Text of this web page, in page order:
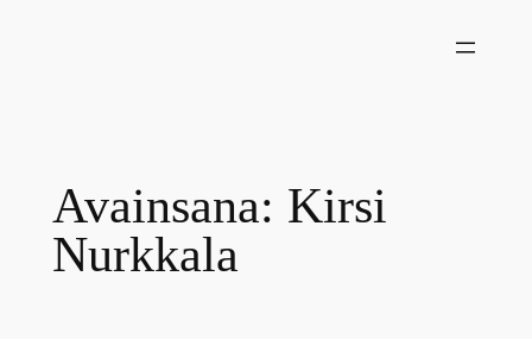
Avainsana: Kirsi
Nurkkala